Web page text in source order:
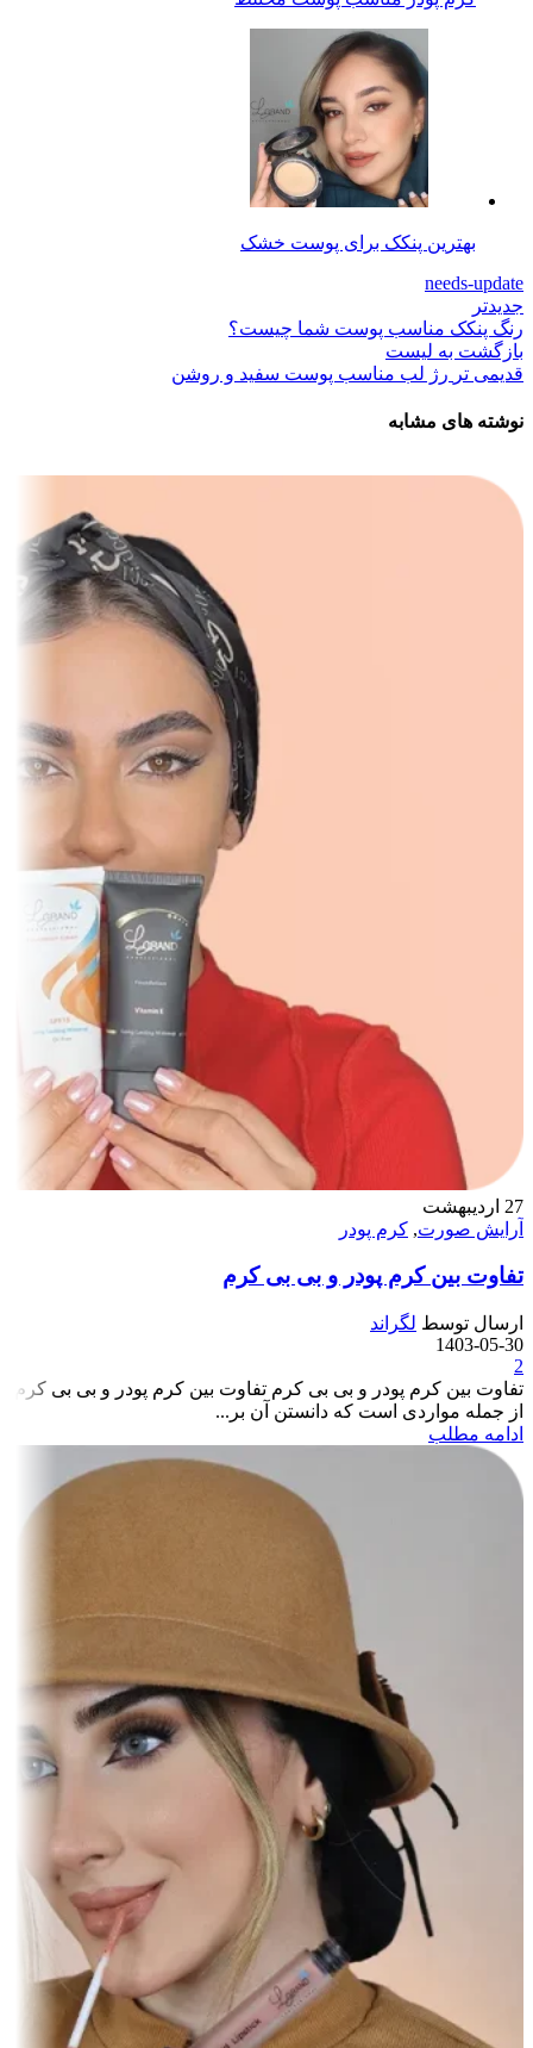
بهترین پنکک برای پوست خشک
needs-update
جدیدتر
رنگ پنکک مناسب پوست شما چیست؟
بازگشت به لیست
قدیمی تر رژ لب مناسب پوست سفید و روشن
نوشته های مشابه
27 اردیبهشت
آرایش صورت, کرم پودر
تفاوت بین کرم پودر و بی بی کرم
ارسال توسط لگراند
1403-05-30
2
تفاوت بین کرم پودر و بی بی کرم تفاوت بین کرم پودر و بی بی کرم
از جمله مواردی است که دانستن آن بر...
ادامه مطلب